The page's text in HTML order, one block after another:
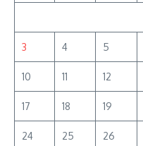
3 4 5
10 11 12
17 18 19
24 25 26